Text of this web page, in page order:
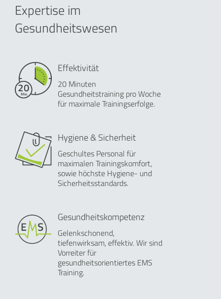
Expertise im
Gesundheitswesen
Effektivität
20 Minuten
Gesundheitstraining pro Woche
für maximale Trainingserfolge.
Hygiene & Sicherheit
Geschultes Personal für
maximalen Trainingskomfort,
sowie höchste Hygiene- und
Sicherheitsstandards.
Gesundheitskompetenz
Gelenkschonend,
tiefenwirksam, effektiv. Wir sind
Vorreiter für
gesundheitsorientiertes EMS
Training.